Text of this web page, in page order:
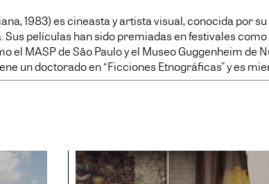
1983) es cineasta y artista visual, conocida por
películas han sido premiadas en festivales
el MASP de São Paulo y el Museo Guggenheim de
un doctorado en “Ficciones Etnográficas” y es